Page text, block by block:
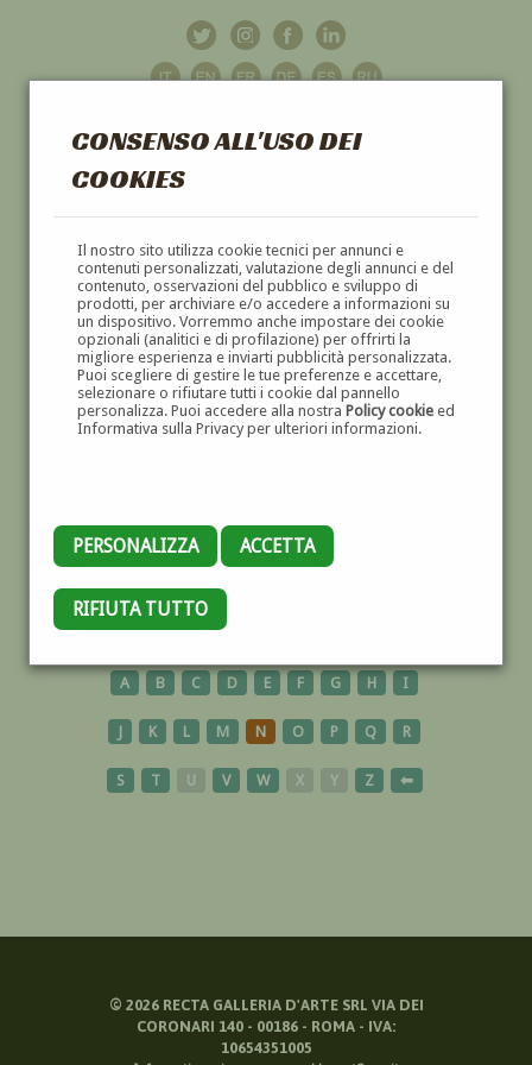
CONSENSO ALL'USO DEI
COOKIES
Il nostro sito utilizza cookie tecnici per annunci e
contenuti personalizzati, valutazione degli annunci e del
contenuto, osservazioni del pubblico e sviluppo di
prodotti, per archiviare e/o accedere a informazioni su
un dispositivo. Vorremmo anche impostare dei cookie
opzionali (analitici e di profilazione) per offrirti la
migliore esperienza e inviarti pubblicità personalizzata.
Puoi scegliere di gestire le tue preferenze e accettare,
selezionare o rifiutare tutti i cookie dal pannello
personalizza. Puoi accedere alla nostra Policy cookieed
Informativa sulla Privacy per ulteriori informazioni.
PERSONALIZZA ACCETTA
RIFIUTA TUTTO
GALLERIAD'ARTE
DIPINTI E SCULTURE '800 E '900
NOCERA
A B C D E F G H I
J K L M N O P Q R
S T U V W X Y Z ⬅
© 2026RECTA GALLERIA D'ARTE SRL VIA DEI
CORONARI 140 - 00186 - ROMA - IVA:
10654351005